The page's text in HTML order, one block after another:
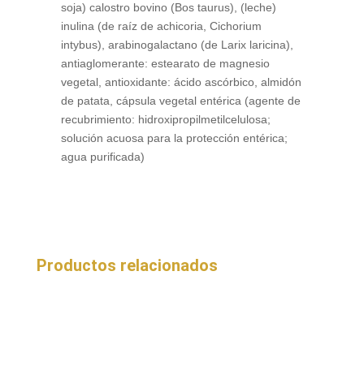
soja) calostro bovino (Bos taurus), (leche)
inulina (de raíz de achicoria, Cichorium
intybus), arabinogalactano (de Larix laricina),
antiaglomerante: estearato de magnesio
vegetal, antioxidante: ácido ascórbico, almidón
de patata, cápsula vegetal entérica (agente de
recubrimiento: hidroxipropilmetilcelulosa;
solución acuosa para la protección entérica;
agua purificada)
Productos relacionados